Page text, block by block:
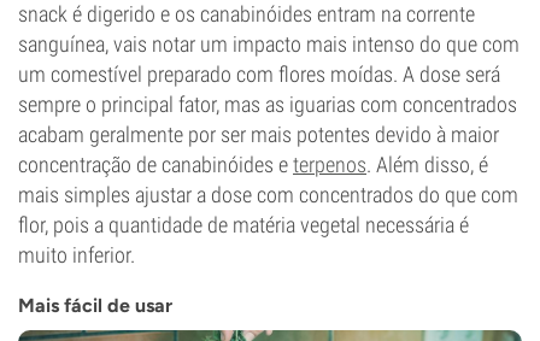
snack é digerido e os canabinóides entram na corrente
sanguínea, vais notar um impacto mais intenso do que com
um comestível preparado com flores moídas. A dose será
sempre o principal fator, mas as iguarias com concentrados
acabam geralmente por ser mais potentes devido à maior
concentração de canabinóides eterpenos. Além disso, é
mais simples ajustar a dose com concentrados do que com
flor, pois a quantidade de matéria vegetal necessária é
muito inferior.
Mais fácil de usar